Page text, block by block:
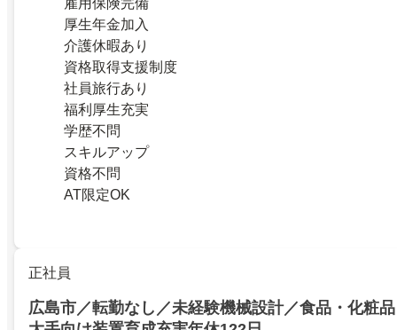
厚生年金加入
介護休暇あり
資格取得支援制度
社員旅行あり
福利厚生充実
学歴不問
スキルアップ
資格不問
AT限定OK
正社員
広島市／転勤なし／未経験機械設計／食品・化粧